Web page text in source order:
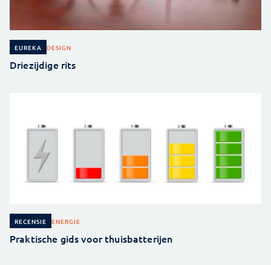
EUREKA DESIGN
Driezijdige rits
RECENSIE ENERGIE
Praktische gids voor thuisbatterijen